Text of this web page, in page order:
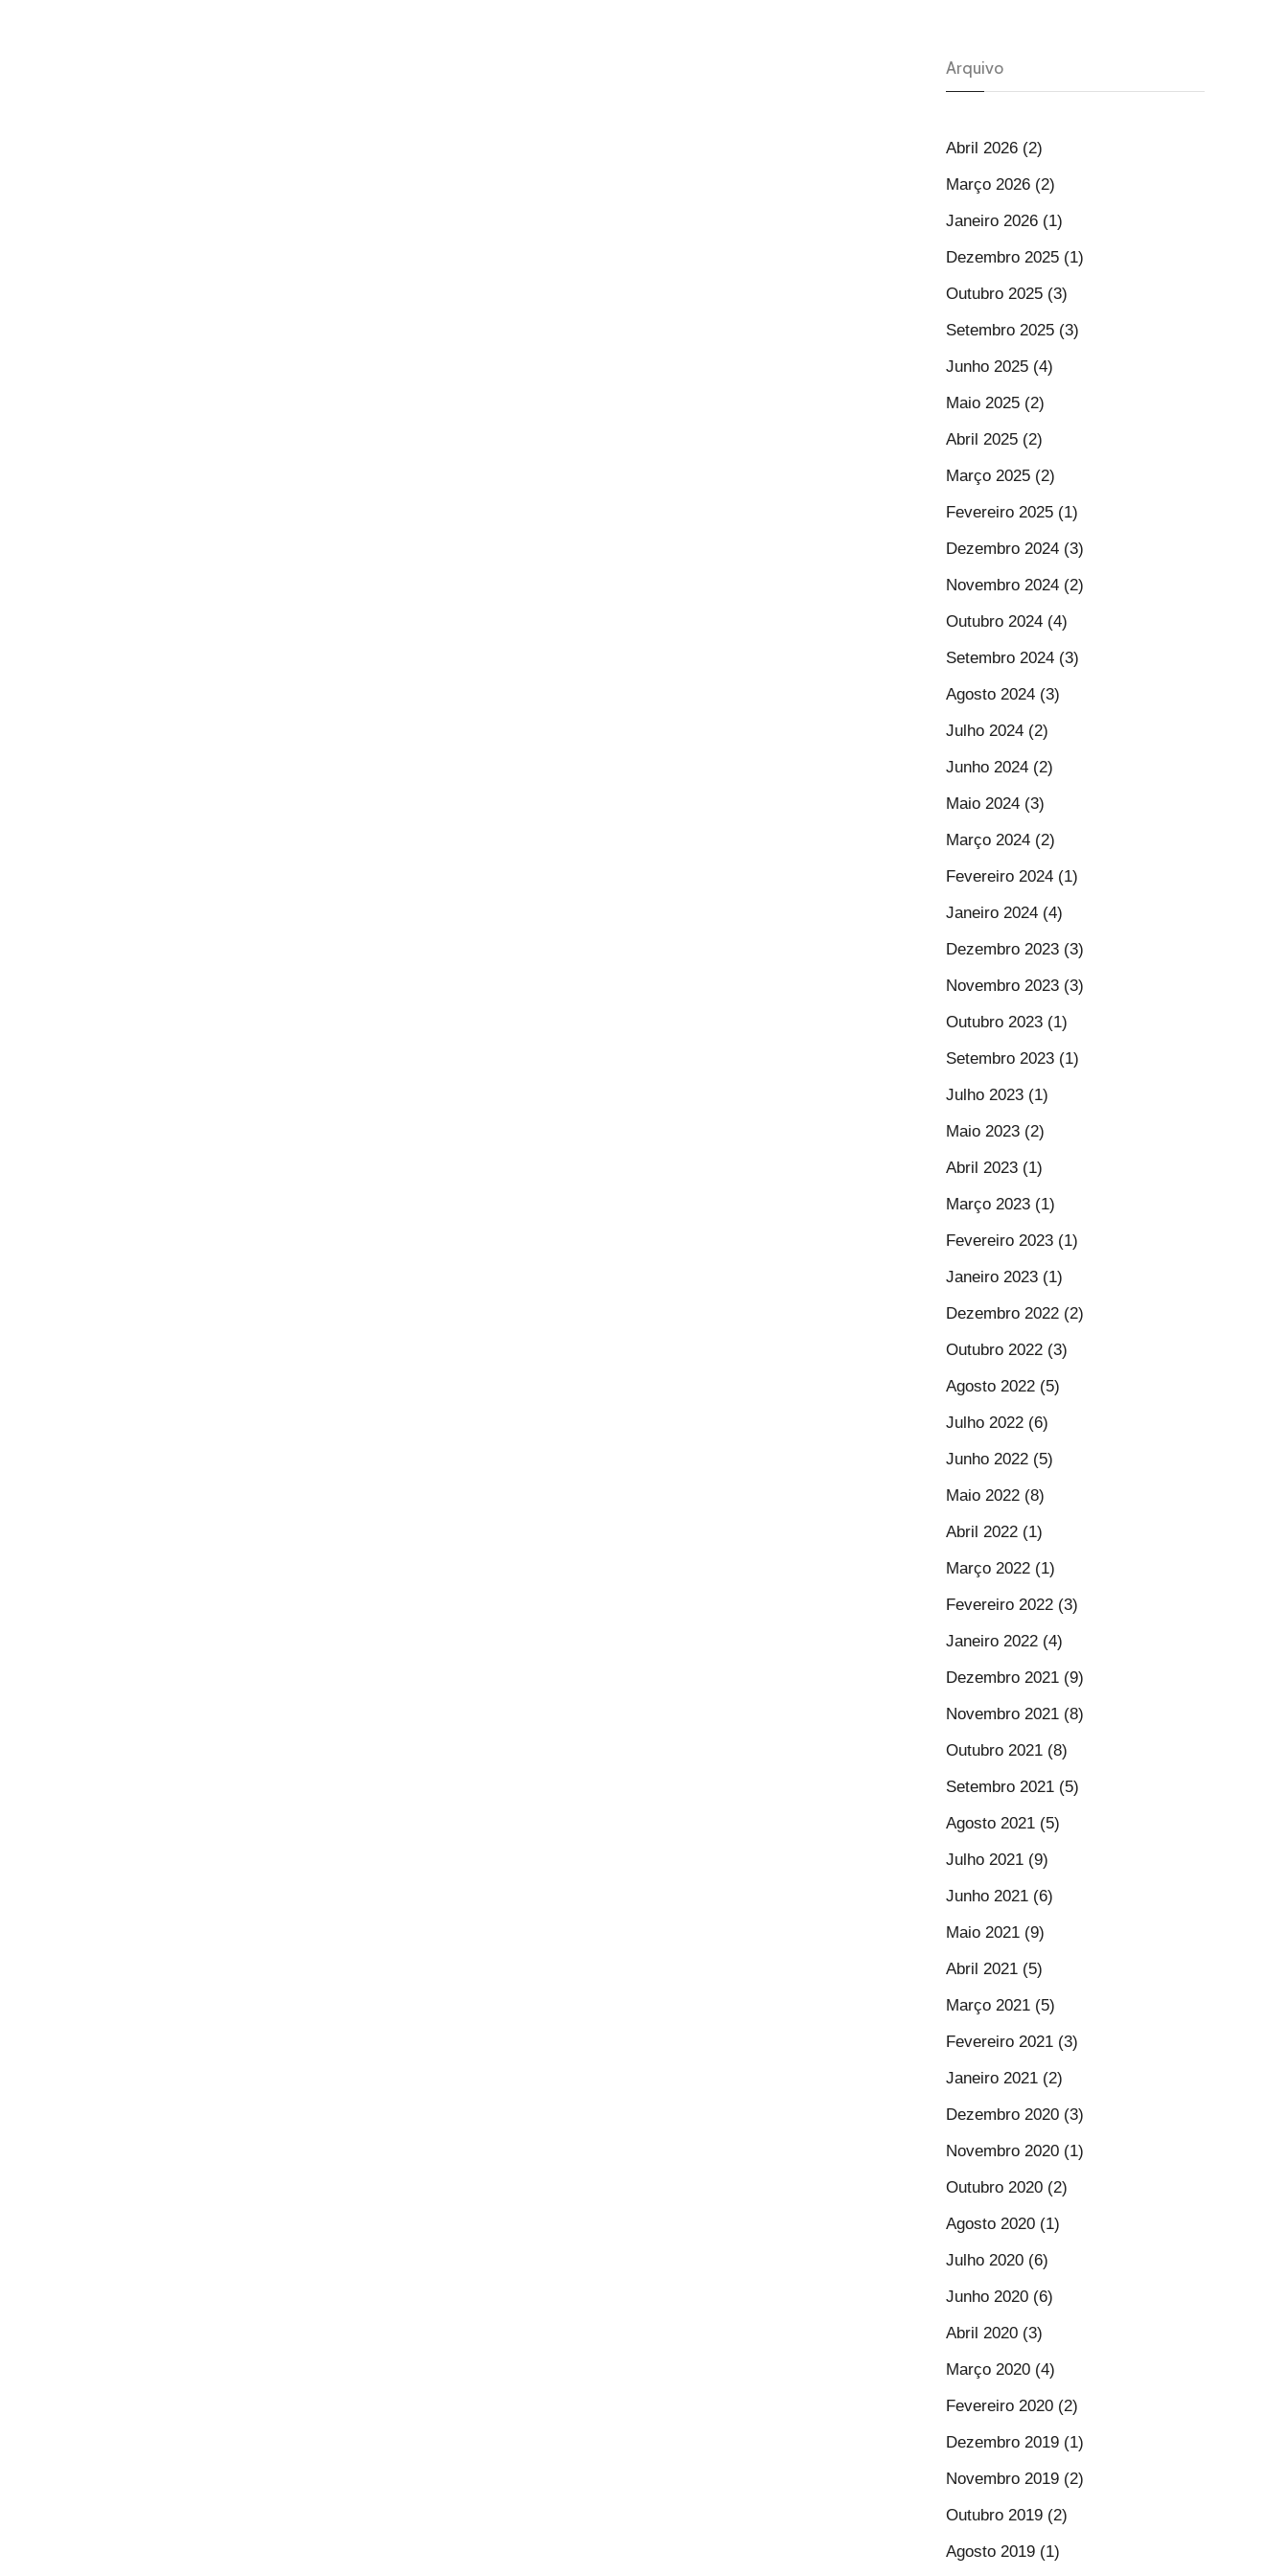
Arquivo
Abril 2026 (2)
Março 2026 (2)
Janeiro 2026 (1)
Dezembro 2025 (1)
Outubro 2025 (3)
Setembro 2025 (3)
Junho 2025 (4)
Maio 2025 (2)
Abril 2025 (2)
Março 2025 (2)
Fevereiro 2025 (1)
Dezembro 2024 (3)
Novembro 2024 (2)
Outubro 2024 (4)
Setembro 2024 (3)
Agosto 2024 (3)
Julho 2024 (2)
Junho 2024 (2)
Maio 2024 (3)
Março 2024 (2)
Fevereiro 2024 (1)
Janeiro 2024 (4)
Dezembro 2023 (3)
Novembro 2023 (3)
Outubro 2023 (1)
Setembro 2023 (1)
Julho 2023 (1)
Maio 2023 (2)
Abril 2023 (1)
Março 2023 (1)
Fevereiro 2023 (1)
Janeiro 2023 (1)
Dezembro 2022 (2)
Outubro 2022 (3)
Agosto 2022 (5)
Julho 2022 (6)
Junho 2022 (5)
Maio 2022 (8)
Abril 2022 (1)
Março 2022 (1)
Fevereiro 2022 (3)
Janeiro 2022 (4)
Dezembro 2021 (9)
Novembro 2021 (8)
Outubro 2021 (8)
Setembro 2021 (5)
Agosto 2021 (5)
Julho 2021 (9)
Junho 2021 (6)
Maio 2021 (9)
Abril 2021 (5)
Março 2021 (5)
Fevereiro 2021 (3)
Janeiro 2021 (2)
Dezembro 2020 (3)
Novembro 2020 (1)
Outubro 2020 (2)
Agosto 2020 (1)
Julho 2020 (6)
Junho 2020 (6)
Abril 2020 (3)
Março 2020 (4)
Fevereiro 2020 (2)
Dezembro 2019 (1)
Novembro 2019 (2)
Outubro 2019 (2)
Agosto 2019 (1)